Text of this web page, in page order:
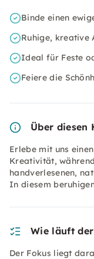
Binde einen
Ruhige, kreative
Ideal für Feste
Feiere die
Über diesen
Erlebe mit uns
Kreativität,
handverlesenen,
In diesem
Wie läuft
Der Fokus liegt